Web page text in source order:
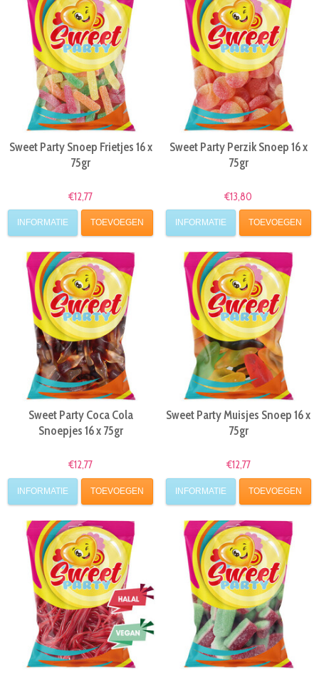
Sweet Party Snoep Frietjes 16 x
75gr
€12,77
INFORMATIE TOEVOEGEN
Sweet Party Perzik Snoep 16 x
75gr
€13,80
INFORMATIE TOEVOEGEN
Sweet Party Coca Cola
Snoepjes 16 x 75gr
€12,77
INFORMATIE TOEVOEGEN
Sweet Party Muisjes Snoep 16 x
75gr
€12,77
INFORMATIE TOEVOEGEN